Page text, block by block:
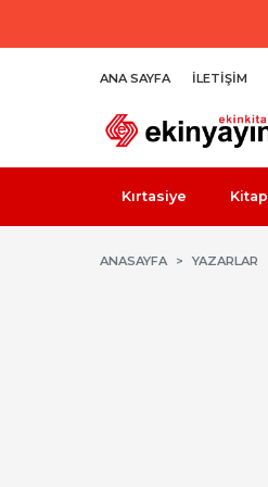
ANA SAYFA İLETIŞIM
Kırtasiye Kitap
ANASAYFA YAZARLAR